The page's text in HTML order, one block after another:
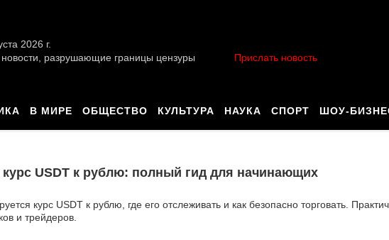
2026 г.
разрушающие границы цензуры
Прислать новость
В МИРЕ ОБЩЕСТВО КУЛЬТУРА НАУКА СПОРТ ШОУ-
курс USDT к рублю: полный гид для начинающих
курс USDT к рублю, где его отслеживать и как безопасно торговать.
и трейдеров.